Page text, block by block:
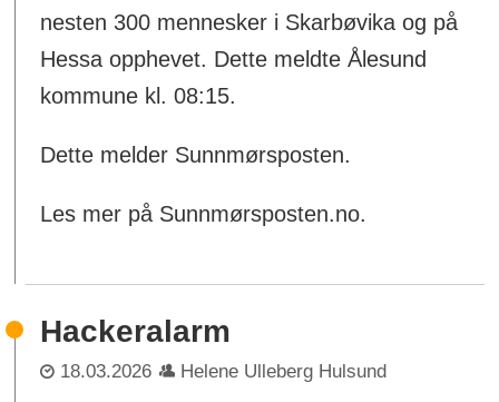
nesten 300 mennesker i Skarbøvika og på
Hessa opphevet. Dette meldte Ålesund
kommune kl. 08:15.
Dette melder Sunnmørsposten.
Les mer på Sunnmørsposten.no.
Hackeralarm
18.03.2026 Helene Ulleberg Hulsund